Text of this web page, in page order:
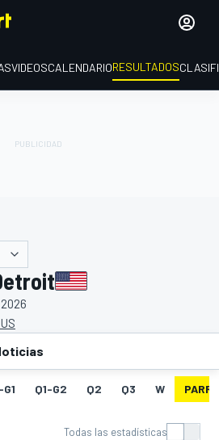
VIDEOSCALENDARIORESULTADOS
G1 Q1-G2 Q2 Q3 W
Todas las estadísticas